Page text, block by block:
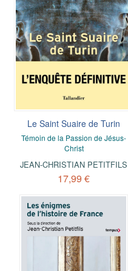
Le Saint Suaire de Turin
Témoin de la Passion de Jésus-
Christ
JEAN-CHRISTIAN PETITFILS
17,99 €